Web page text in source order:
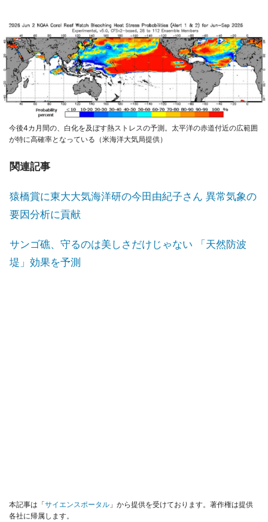
今後4カ月間の、白化を及ぼす熱ストレスの予測。太平洋の赤道付近の広範囲
が特に高確率となっている（米海洋大気局提供）
関連記事
猿橋賞に東大大気海洋研の今田由紀子さん 異常気象の
要因分析に貢献
サンゴ礁、守るのは美しさだけじゃない 「天然防波
堤」効果を予測
本記事は「サイエンスポータル 」から提供を受けております。著作権は提供
各社に帰属します。